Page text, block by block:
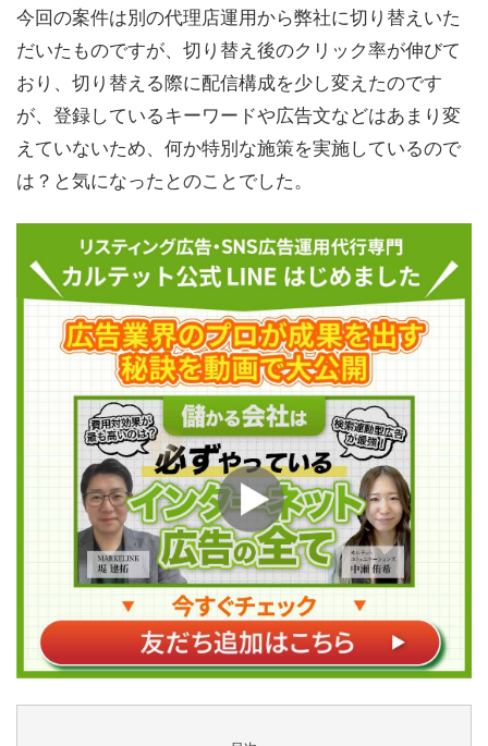
今回の案件は別の代理店運用から弊社に切り替えいた
だいたものですが、切り替え後のクリック率が伸びて
おり、切り替える際に配信構成を少し変えたのです
が、登録しているキーワードや広告文などはあまり変
えていないため、何か特別な施策を実施しているので
は？と気になったとのことでした。